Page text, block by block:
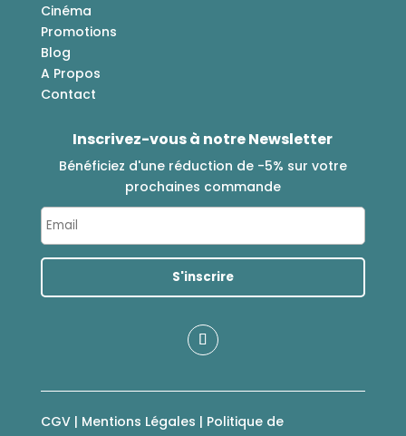
Cinéma
Promotions
Blog
A Propos
Contact
Inscrivez-vous à notre Newsletter
Bénéficiez d'une réduction de -5% sur votre
prochaines commande
CGV| Mentions Légales | Politique de